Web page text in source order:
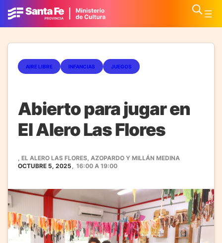
AIRE LIBRE INFANCIAS JUEGOS
Abierto para jugar en
El Alero Las Flores
, EL ALERO LAS FLORES, AZOPARDO Y MILLÁN MEDINA
OCTUBRE 5, 2025, 16:00 A 19:00